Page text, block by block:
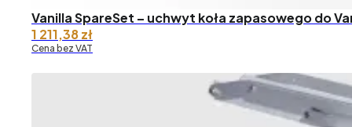
Vanilla SpareSet – uchwyt koła zapasowego do
1 211,38zł
Cena bez VAT